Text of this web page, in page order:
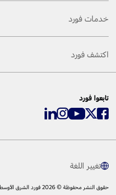
خدمات فورد
اكتشف فورد
تابعوا فورد
تغيير اللغة
حقوق النشر محفوظة © 2026 فورد الشرق الأوسط